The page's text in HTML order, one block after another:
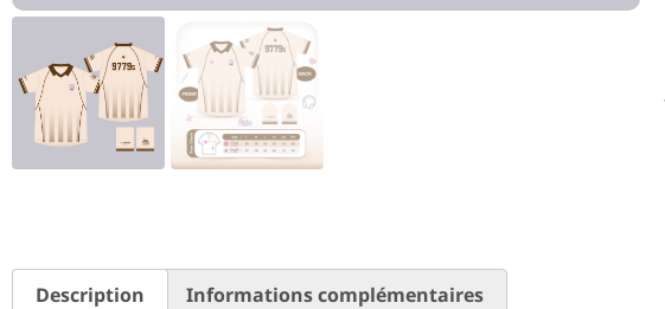
Description Informations complémentaires